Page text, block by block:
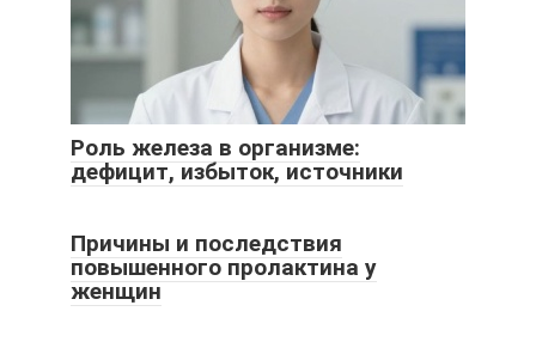
Роль железа в организме:
дефицит, избыток, источники
Причины и последствия
повышенного пролактина у
женщин